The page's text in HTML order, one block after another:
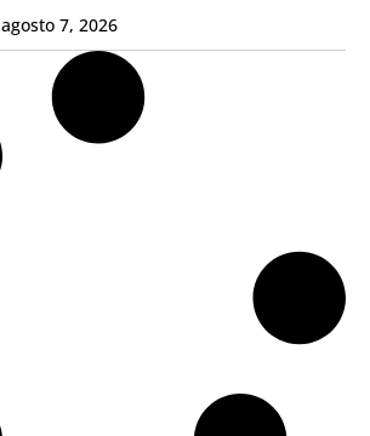
agosto 7, 2026